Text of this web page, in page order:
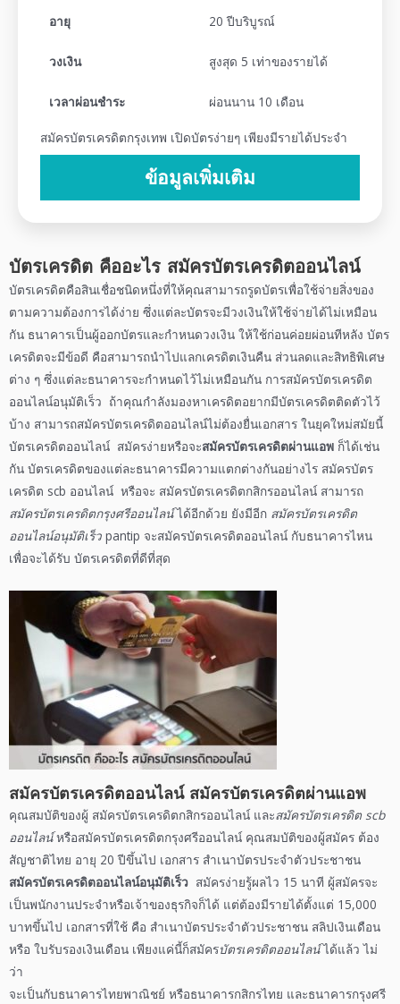
อายุ 20 ปีบริบูรณ์
วงเงิน สูงสุด 5 เท่าของรายได้
เวลาผ่อนชำระ ผ่อนนาน 10 เดือน
สมัครบัตรเครดิตกรุงเทพ เปิดบัตรง่ายๆ เพียงมีรายได้ประจำ
ข้อมูลเพิ่มเติม
บัตรเครดิต คืออะไร สมัครบัตรเครดิตออนไลน์
บัตรเครดิตคือสินเชื่อชนิดหนึ่งที่ให้คุณสามารถรูดบัตรเพื่อใช้จ่ายสิ่งของ
ตามความต้องการได้ง่าย ซึ่งแต่ละบัตรจะมีวงเงินให้ใช้จ่ายได้ไม่เหมือน
กัน ธนาคารเป็นผู้ออกบัตรและกำหนดวงเงิน ให้ใช้ก่อนค่อยผ่อนทีหลัง บัตร
เครดิตจะมีข้อดี คือสามารถนำไปแลกเครดิตเงินคืน ส่วนลดและสิทธิพิเศษ
ต่าง ๆ ซึ่งแต่ละธนาคารจะกำหนดไว้ไม่เหมือนกัน การสมัครบัตรเครดิต
ออนไลน์อนุมัติเร็ว ถ้าคุณกำลังมองหาเครดิตอยากมีบัตรเครดิตติดตัวไว้
บ้าง สามารถสมัครบัตรเครดิตออนไลน์ไม่ต้องยื่นเอกสาร ในยุคใหม่สมัยนี้
บัตรเครดิตออนไลน์ สมัครง่ายหรือจะสมัครบัตรเครดิตผ่านแอพ ก็ได้เช่น
กัน บัตรเครดิตของแต่ละธนาคารมีความแตกต่างกันอย่างไร สมัครบัตร
เครดิต scb ออนไลน์ หรือจะ สมัครบัตรเครดิตกสิกรออนไลน์ สามารถ
สมัครบัตรเครดิตกรุงศรีออนไลน์ได้อีกด้วย ยังมีอีก สมัครบัตรเครดิต
ออนไลน์อนุมัติเร็ว pantip จะสมัครบัตรเครดิตออนไลน์ กับธนาคารไหน
เพื่อจะได้รับ บัตรเครดิตที่ดีที่สุด
สมัครบัตรเครดิตออนไลน์ สมัครบัตรเครดิตผ่านแอพ
คุณสมบัติของผู้ สมัครบัตรเครดิตกสิกรออนไลน์ และสมัครบัตรเครดิต scb
ออนไลน์หรือสมัครบัตรเครดิตกรุงศรีออนไลน์ คุณสมบัติของผู้สมัคร ต้อง
สัญชาติไทย อายุ 20 ปีขึ้นไป เอกสาร สำเนาบัตรประจำตัวประชาชน
สมัครบัตรเครดิตออนไลน์อนุมัติเร็ว สมัครง่ายรู้ผลไว 15 นาที ผู้สมัครจะ
เป็นพนักงานประจำหรือเจ้าของธุรกิจก็ได้ แต่ต้องมีรายได้ตั้งแต่ 15,000
บาทขึ้นไป เอกสารที่ใช้ คือ สำเนาบัตรประจำตัวประชาชน สลิปเงินเดือน
หรือ ใบรับรองเงินเดือน เพียงแค่นี้ก็สมัครบัตรเครดิตออนไลน์ ได้แล้ว ไม่
ว่า
จะเป็นกับธนาคารไทยพาณิชย์ หรือธนาคารกสิกรไทย และธนาคารกรุงศรี